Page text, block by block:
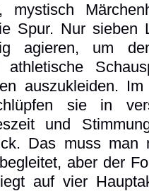
mystisch
Spur. Nur sieben
agieren, um
athletische
auszukleiden.
sie in
und
Das muss man
aber der
auf vier